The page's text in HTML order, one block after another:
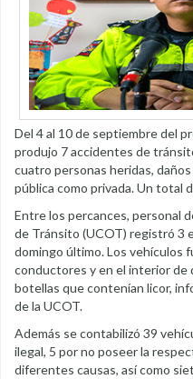
Del 4 al 10 de septiembre del
produjo 7 accidentes de
cuatro personas heridas,
pública como privada. Un total
Entre los percances, personal
de Tránsito (UCOT) registró 3
domingo último. Los vehículos
conductores y en el interior de
botellas que contenían licor,
de la UCOT.
Además se contabilizó 39
ilegal, 5 por no poseer la
diferentes causas, así como